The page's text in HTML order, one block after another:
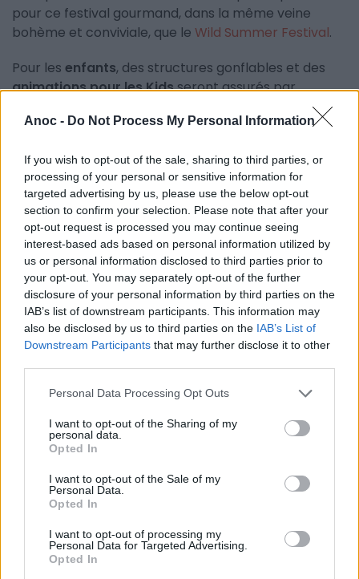
Anoc - Do Not Process My Personal Information
If you wish to opt-out of the sale, sharing to third parties, or
processing of your personal or sensitive information for
targeted advertising by us, please use the below opt-out
section to confirm your selection. Please note that after your
opt-out request is processed you may continue seeing
interest-based ads based on personal information utilized by
us or personal information disclosed to third parties prior to
your opt-out. You may separately opt-out of the further
disclosure of your personal information by third parties on the
IAB’s list of downstream participants. This information may
also be disclosed by us to third parties on the IAB’s List of
Downstream Participants that may further disclose it to other
Personal Data Processing Opt Outs
I want to opt-out of the Sharing of my
personal data.
Opted In
I want to opt-out of the Sale of my
Personal Data.
Opted In
I want to opt-out of processing my
Personal Data for Targeted Advertising.
Opted In
pour ce festival gourmand, dans la même veine
bohème et conviviale, que le Wild Summer Festival.
Pour les enfants, des structures gonflables et des
animations pour les Kidsseront assurés par
live avec Costume et Pyjama le vendredi 30 Août
2019 à 19h, et (L)OUD, le samedi 31 août à 19h.
DJ Set le dimanche 1er septembre à 14h00 avec Sin'
Dee et à 17h00 avec Vrmo Snd.
Un événement convivial pour une rentrée toute en
douceur et en bonne humeur pour toute la famille !
INFORMATIONS PRATIQUES
Du 30 août 2019 au 1er septembre 2019
LIEU
34170 Castelnau le Lez
Gratuit